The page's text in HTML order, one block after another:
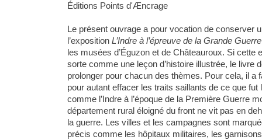
Éditions Points d'Æncrage
Le présent ouvrage a pour vocation de conserver
l’exposition L’Indre à l’épreuve de la Grande Guerre
les musées d’Éguzon et de Châteauroux. Si cette
sorte comme une leçon d’histoire illustrée, le livre
prolonger pour chacun des thèmes. Pour cela, il a
pour autant effacer les traits saillants de ce que fut
comme l’Indre à l’époque de la Première Guerre
département rural éloigné du front ne vit pas en
la guerre. Les villes et les campagnes sont
précis comme les hôpitaux militaires, les